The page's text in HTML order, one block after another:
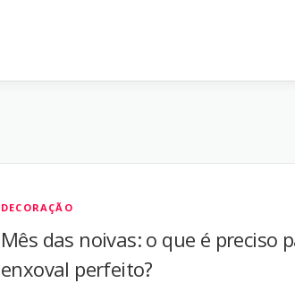
DECORAÇÃO
Mês das noivas: o que é preciso
enxoval perfeito?